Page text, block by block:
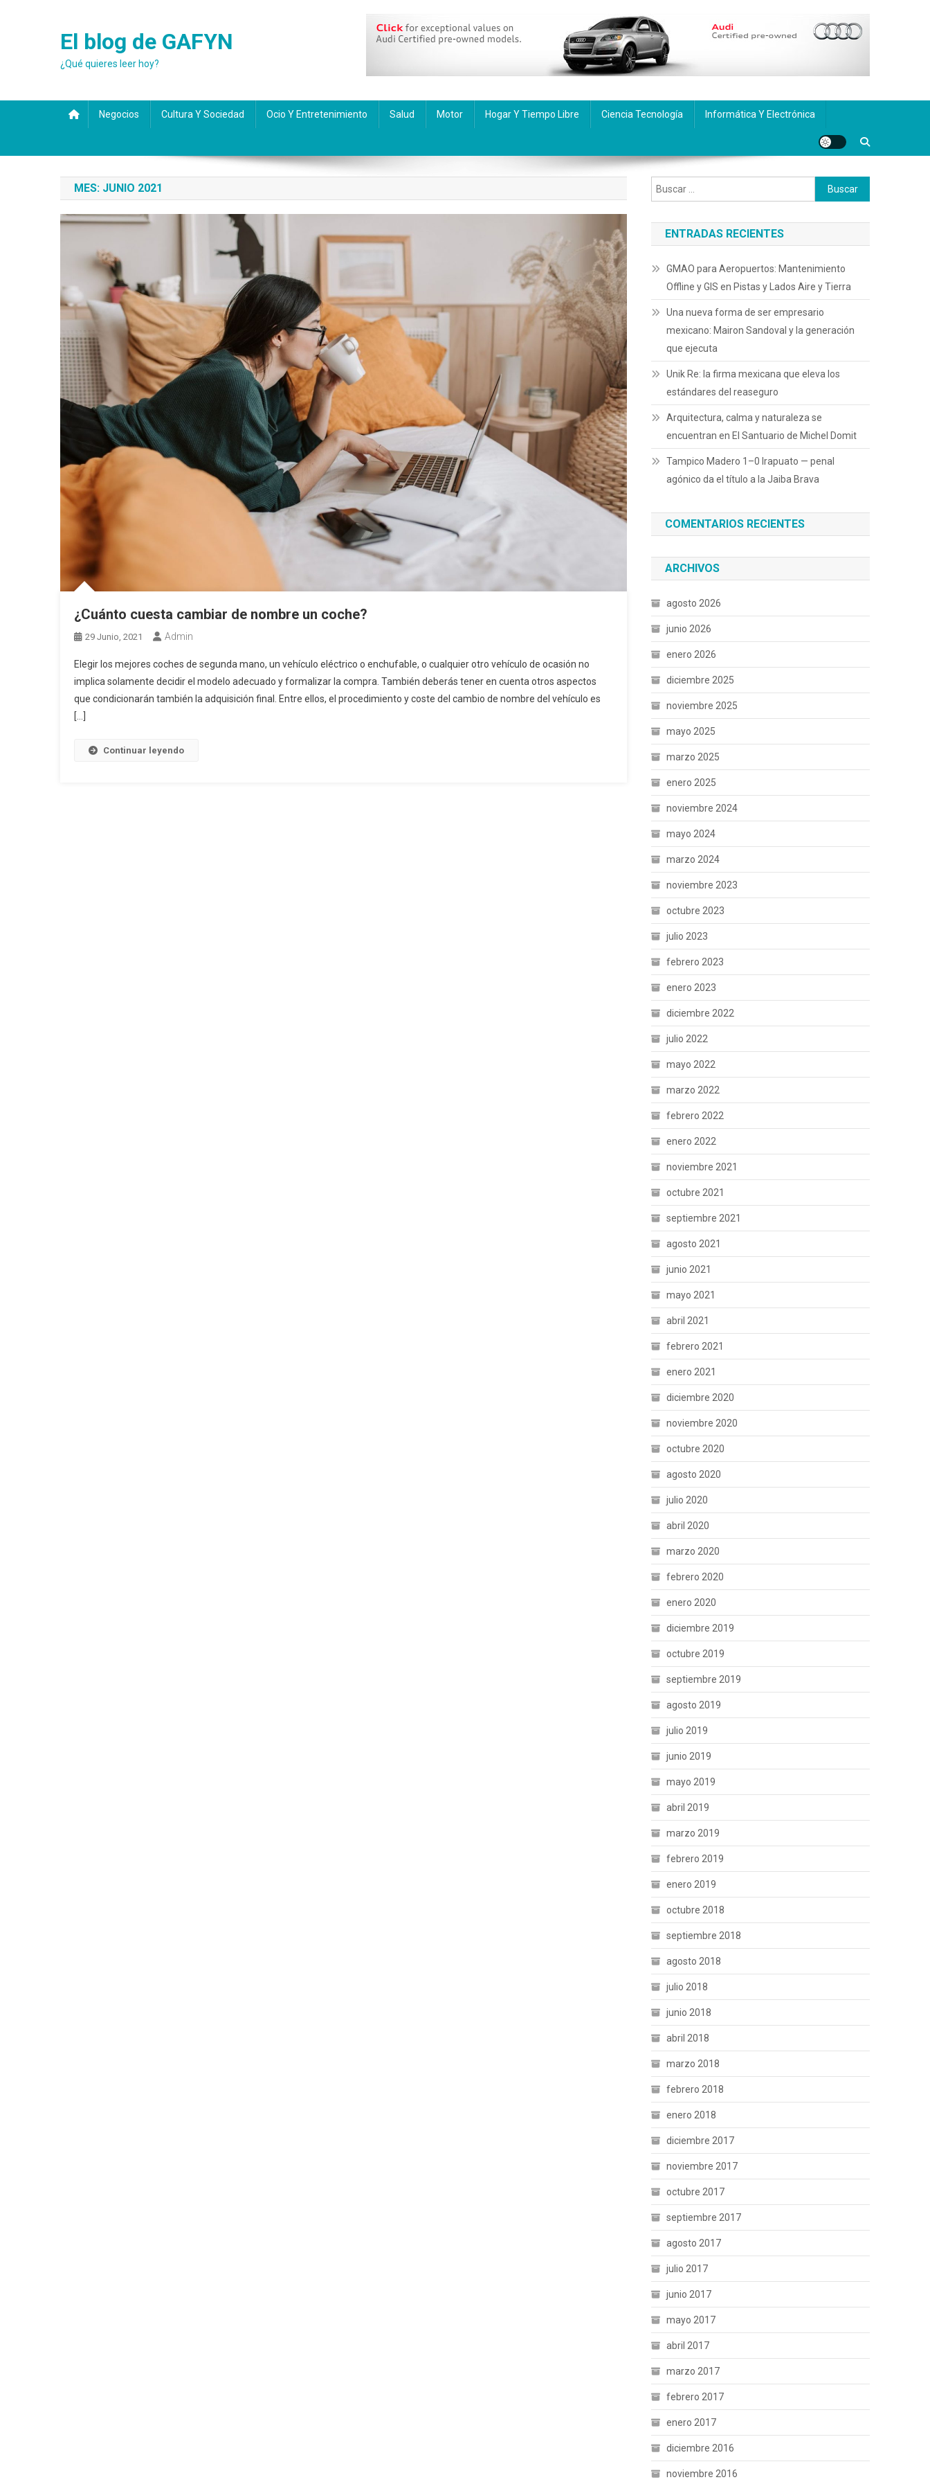
El blog de GAFYN
¿Qué quieres leer hoy?
Negocios Cultura Y Sociedad Ocio Y Entretenimiento Salud Motor Hogar Y Tiempo Libre Ciencia Tecnología Informática Y Electrónica
MES: JUNIO 2021
¿Cuánto cuesta cambiar de nombre un coche?
29 Junio, 2021 Admin
Elegir los mejores coches de segunda mano, un vehículo eléctrico o enchufable, o cualquier otro vehículo de ocasión no
implica solamente decidir el modelo adecuado y formalizar la compra. También deberás tener en cuenta otros aspectos
que condicionarán también la adquisición final. Entre ellos, el procedimiento y coste del cambio de nombre del vehículo es
[…]
Continuar leyendo
Buscar:
ENTRADAS RECIENTES
GMAO para Aeropuertos: Mantenimiento
Offline y GIS en Pistas y Lados Aire y Tierra
Una nueva forma de ser empresario
mexicano: Mairon Sandoval y la generación
que ejecuta
Unik Re: la firma mexicana que eleva los
estándares del reaseguro
Arquitectura, calma y naturaleza se
encuentran en El Santuario de Michel Domit
Tampico Madero 1–0 Irapuato — pen­al
agónico da el título a la Jaiba Brava
COMENTARIOS RECIENTES
ARCHIVOS
agosto 2026
junio 2026
enero 2026
diciembre 2025
noviembre 2025
mayo 2025
marzo 2025
enero 2025
noviembre 2024
mayo 2024
marzo 2024
noviembre 2023
octubre 2023
julio 2023
febrero 2023
enero 2023
diciembre 2022
julio 2022
mayo 2022
marzo 2022
febrero 2022
enero 2022
noviembre 2021
octubre 2021
septiembre 2021
agosto 2021
junio 2021
mayo 2021
abril 2021
febrero 2021
enero 2021
diciembre 2020
noviembre 2020
octubre 2020
agosto 2020
julio 2020
abril 2020
marzo 2020
febrero 2020
enero 2020
diciembre 2019
octubre 2019
septiembre 2019
agosto 2019
julio 2019
junio 2019
mayo 2019
abril 2019
marzo 2019
febrero 2019
enero 2019
octubre 2018
septiembre 2018
agosto 2018
julio 2018
junio 2018
abril 2018
marzo 2018
febrero 2018
enero 2018
diciembre 2017
noviembre 2017
octubre 2017
septiembre 2017
agosto 2017
julio 2017
junio 2017
mayo 2017
abril 2017
marzo 2017
febrero 2017
enero 2017
diciembre 2016
noviembre 2016